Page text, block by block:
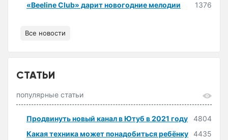
«Beeline Club» дарит новогодние мелодии
1376
Все новости
СТАТЬИ
популярные статьи
Продвинуть новый канал в Ютуб в 2021 году
4804
Какая техника может понадобиться ребёнку 4435